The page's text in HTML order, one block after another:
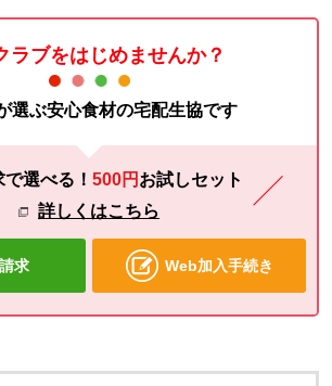
ラブをはじめませんか？
選ぶ安心食材の宅配生協です
選べる！ 500円 お試しセット
詳しくはこちら
求 Web加入手続き